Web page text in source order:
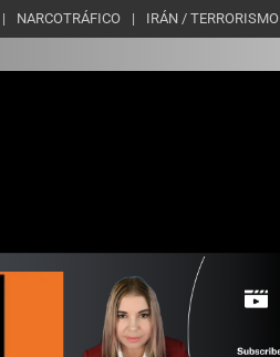
NARCOTRÁFICO IRÁN / TERRORISMO